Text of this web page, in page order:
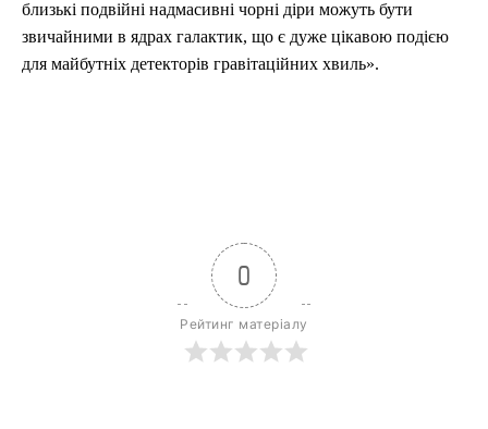
близькі подвійні надмасивні чорні діри можуть бути
звичайними в ядрах галактик, що є дуже цікавою подією
для майбутніх детекторів гравітаційних хвиль».
0
Рейтинг матеріалу